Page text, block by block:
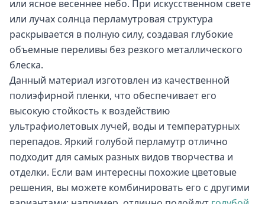
или ясное весеннее небо. При искусственном свете
или лучах солнца перламутровая структура
раскрывается в полную силу, создавая глубокие
объемные переливы без резкого металлического
блеска.
Данный материал изготовлен из качественной
полиэфирной пленки, что обеспечивает его
высокую стойкость к воздействию
ультрафиолетовых лучей, воды и температурных
перепадов. Яркий голубой перламутр отлично
подходит для самых разных видов творчества и
отделки. Если вам интересны похожие цветовые
решения, вы можете комбинировать его с другими